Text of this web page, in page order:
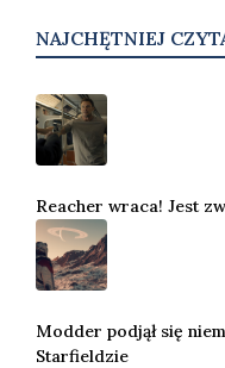
NAJCHĘTNIEJ
Reacher wraca! Jest
Modder podjął się
Starfieldzie